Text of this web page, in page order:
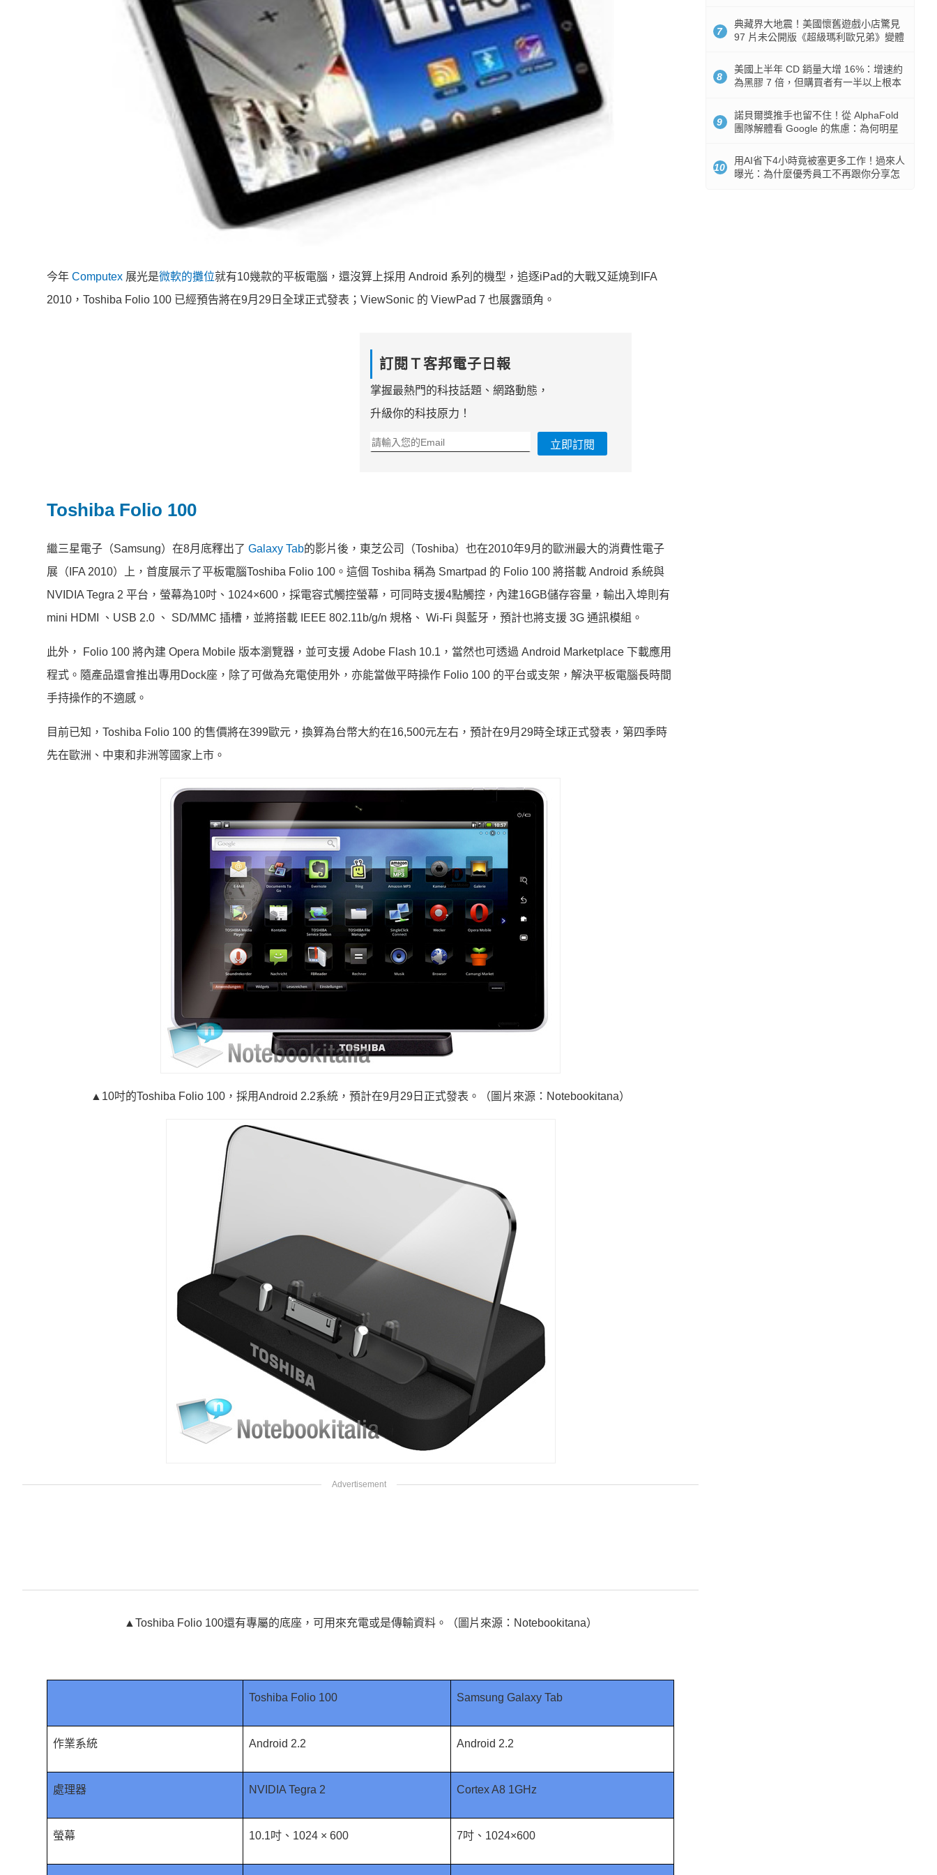
今年 Computex 展光是微軟的攤位就有10幾款的平板電腦，還沒算上採用 Android 系列的機型，追逐iPad的大戰又延燒到IFA
2010，Toshiba Folio 100 已經預告將在9月29日全球正式發表；ViewSonic 的 ViewPad 7 也展露頭角。
訂閱Ｔ客邦電子日報
掌握最熱門的科技話題、網路動態，
升級你的科技原力！
立即訂閱
Toshiba Folio 100
繼三星電子（Samsung）在8月底釋出了 Galaxy Tab的影片後，東芝公司（Toshiba）也在2010年9月的歐洲最大的消費性電子
展（IFA 2010）上，首度展示了平板電腦Toshiba Folio 100。這個 Toshiba 稱為 Smartpad 的 Folio 100 將搭載 Android 系統與
NVIDIA Tegra 2 平台，螢幕為10吋、1024×600，採電容式觸控螢幕，可同時支援4點觸控，內建16GB儲存容量，輸出入埠則有
mini HDMI 、USB 2.0 、 SD/MMC 插槽，並將搭載 IEEE 802.11b/g/n 規格、 Wi-Fi 與藍牙，預計也將支援 3G 通訊模組。
此外， Folio 100 將內建 Opera Mobile 版本瀏覽器，並可支援 Adobe Flash 10.1，當然也可透過 Android Marketplace 下載應用
程式。隨產品還會推出專用Dock座，除了可做為充電使用外，亦能當做平時操作 Folio 100 的平台或支架，解決平板電腦長時間
手持操作的不適感。
目前已知，Toshiba Folio 100 的售價將在399歐元，換算為台幣大約在16,500元左右，預計在9月29時全球正式發表，第四季時
先在歐洲、中東和非洲等國家上市。
▲10吋的Toshiba Folio 100，採用Android 2.2系統，預計在9月29日正式發表。（圖片來源：Notebookitana）
▲Toshiba Folio 100還有專屬的底座，可用來充電或是傳輸資料。（圖片來源：Notebookitana）
Toshiba Folio 100 Samsung Galaxy Tab
作業系統 Android 2.2 Android 2.2
處理器 NVIDIA Tegra 2 Cortex A8 1GHz
螢幕 10.1吋、1024 × 600 7吋、1024×600
7
典藏界大地震！美國懷舊遊戲小店驚見
97 片未公開版《超級瑪利歐兄弟》變體
8
美國上半年 CD 銷量大增 16%：增速約
為黑膠 7 倍，但購買者有一半以上根本
9
諾貝爾獎推手也留不住！從 AlphaFold
團隊解體看 Google 的焦慮：為何明星
10
用AI省下4小時竟被塞更多工作！過來人
曝光：為什麼優秀員工不再跟你分享怎